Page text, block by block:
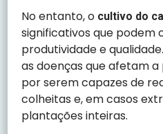
No entanto, o cultivo do
significativos que podem
produtividade e
as doenças que afetam
por serem capazes de
colheitas e, em casos
plantações inteiras.